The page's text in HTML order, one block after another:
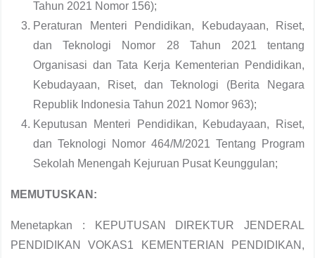
Tahun 2021 Nomor 156);
Peraturan Menteri Pendidikan, Kebudayaan, Riset,
dan Teknologi Nomor 28 Tahun 2021 tentang
Organisasi dan Tata Kerja Kementerian Pendidikan,
Kebudayaan, Riset, dan Teknologi (Berita Negara
Republik Indonesia Tahun 2021 Nomor 963);
Keputusan Menteri Pendidikan, Kebudayaan, Riset,
dan Teknologi Nomor 464/M/2021 Tentang Program
Sekolah Menengah Kejuruan Pusat Keunggulan;
MEMUTUSKAN:
Menetapkan : KEPUTUSAN DIREKTUR JENDERAL
PENDIDIKAN VOKAS1 KEMENTERIAN PENDIDIKAN,